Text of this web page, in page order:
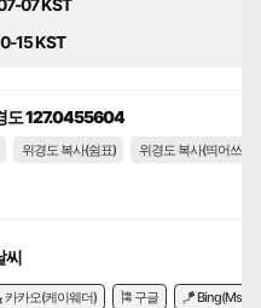
07 KST
15 KST
도 127.0455604
위경도 복사(쉼표)
위경도 복사(띄어쓰기)
씨
카카오(케이웨더) 🎏 구글 🪁 Bing(Msn)